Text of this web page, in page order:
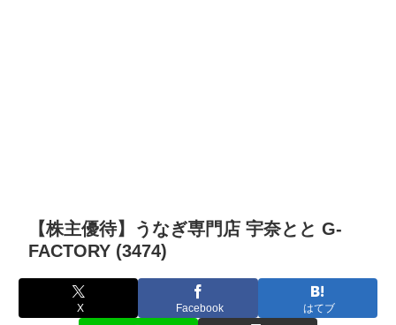
【株主優待】うなぎ専門店 宇奈とと G-
FACTORY (3474)
X Facebook はてブ